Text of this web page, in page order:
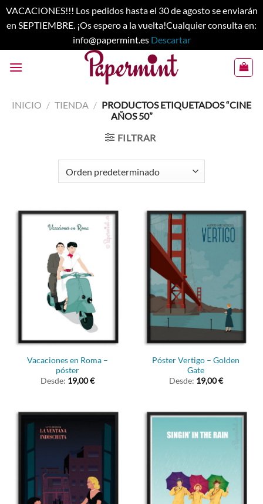
VACACIONES!!! Los pedidos hasta el 30 de agosto se enviarán
en SEPTIEMBRE. ¡Os espero a la vuelta!Cualquier consulta en:
info@papermint.es Descartar
INICIO / TIENDA / PRODUCTOS ETIQUETADOS “CINE
AÑOS 50”
FILTRAR
Vacaciones en Roma –
póster
Desde: 19,00€
Póster Vertigo – Golden
Gate
Desde: 19,00€